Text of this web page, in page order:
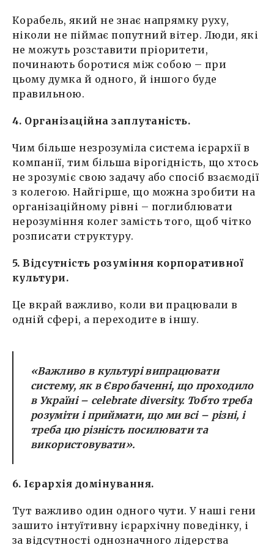
Корабель, який не знає напрямку руху,
ніколи не піймає попутний вітер. Люди, які
не можуть розставити пріоритети,
починають боротися між собою – при
цьому думка й одного, й іншого буде
правильною.
4. Організаційна заплутаність.
Чим більше незрозуміла система ієрархії в
компанії, тим більша вірогідність, що хтось
не зрозуміє свою задачу або спосіб взаємодії
з колегою. Найгірше, що можна зробити на
організаційному рівні – поглиблювати
нерозуміння колег замість того, щоб чітко
розписати структуру.
5. Відсутність розуміння корпоративної
культури.
Це вкрай важливо, коли ви працювали в
одній сфері, а переходите в іншу.
«Важливо в культурі випрацювати
систему, як в Євробаченні, що проходило
в Україні – celebrate diversity. Тобто треба
розуміти і приймати, що ми всі – різні, і
треба цю різність посилювати та
використовувати».
6. Ієрархія домінування.
Тут важливо один одного чути. У наші гени
зашито інтуїтивну ієрархічну поведінку, і
за відсутності однозначного лідерства